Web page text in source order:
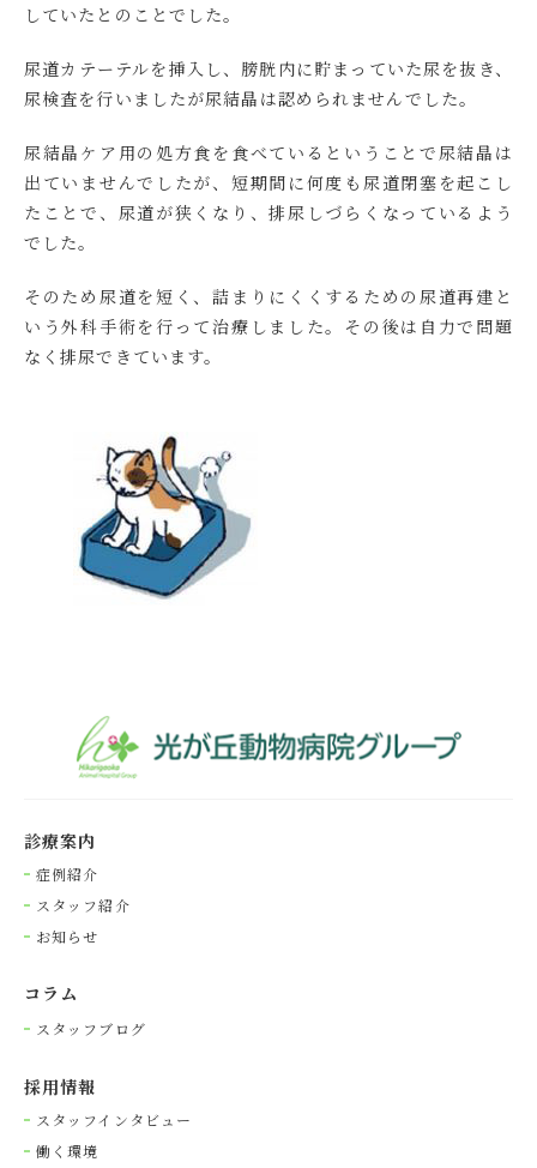
していたとのことでした。
尿道カテーテルを挿入し、膀胱内に貯まっていた尿を抜き、
尿検査を行いましたが尿結晶は認められませんでした。
尿結晶ケア用の処方食を食べているということで尿結晶は
出ていませんでしたが、短期間に何度も尿道閉塞を起こし
たことで、尿道が狭くなり、排尿しづらくなっているよう
でした。
そのため尿道を短く、詰まりにくくするための尿道再建と
いう外科手術を行って治療しました。その後は自力で問題
なく排尿できています。
診療案内
症例紹介
スタッフ紹介
お知らせ
コラム
スタッフブログ
採⽤情報
スタッフインタビュー
働く環境